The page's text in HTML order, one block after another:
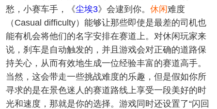
愁，小赛车手，《尘埃3》会逮到你。 休闲难度
（Casual difficulty）能够让那些即使是最差的司机也
能有机会将他们的名字安排在赛道上。对休闲玩家来
说，刹车是自动触发的，并且游戏会对正确的道路保
持关心，从而有效地生成一位经验丰富的赛道高手。
当然，这会带走一些挑战难度的乐趣，但是假如你所
寻求的是在景色迷人的赛道路线上享受一段美好的时
光和速度，那就是你的选择。游戏同时还设置了“闪回